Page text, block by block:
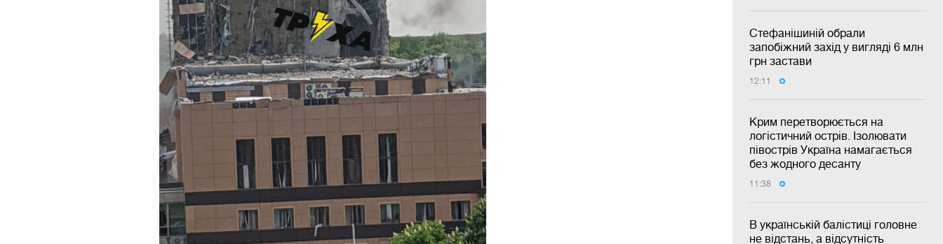
Стефанішиній обрали
запобіжний захід у вигляді 6 млн
грн застави
12:11
Крим перетворюється на
логістичний острів. Ізолювати
півострів Україна намагається
без жодного десанту
11:38
В українській балістиці головне
не відстань, а відсутність